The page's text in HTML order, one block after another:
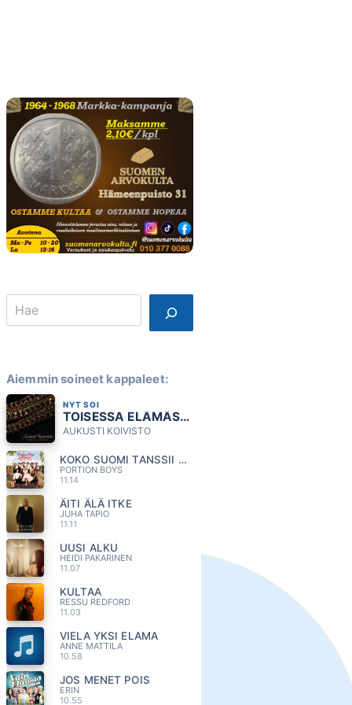
Search
Aiemmin soineet kappaleet:
NYT SOI
TOISESSA ELÄMÄSSÄ
AUKUSTI KOIVISTO
KOKO SUOMI TANSSII (feat. Komiat)
PORTION BOYS
11.14
ÄITI ÄLÄ ITKE
JUHA TAPIO
11.11
UUSI ALKU
HEIDI PAKARINEN
11.07
KULTAA
RESSU REDFORD
11.03
VIELA YKSI ELAMA
ANNE MATTILA
10.58
JOS MENET POIS
ERIN
10.55